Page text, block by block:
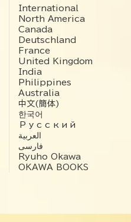
International
North America
Canada
Deutschland
France
United Kingdom
India
Philippines
Australia
中文(簡体)
한국어
Русский
العربية‏
فارسی
Ryuho Okawa
OKAWA BOOKS